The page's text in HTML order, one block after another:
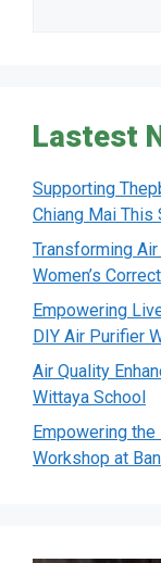
Lastest
Supporting
Chiang Mai This
Transforming
Women’s
Empowering
DIY Air Purifier
Air Quality
Wittaya School
Empowering the
Workshop at